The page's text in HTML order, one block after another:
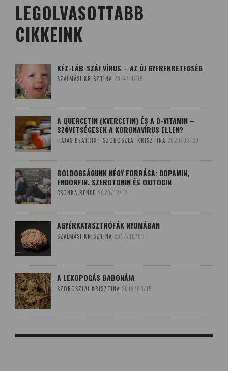
LEGOLVASOTTABB
CIKKEINK
KÉZ-LÁB-SZÁJ VÍRUS – AZ ÚJ GYEREKBETEGSÉG
SZALMÁSI KRISZTINA 2014/11/05
A QUERCETIN (KVERCETIN) ÉS A D-VITAMIN –
SZÖVETSÉGESEK A KORONAVÍRUS ELLEN?
HAJAS BEATRIX - SZOBOSZLAI KRISZTINA 2020/03/20
BOLDOGSÁGUNK NÉGY FORRÁSA: DOPAMIN,
ENDORFIN, SZEROTONIN ÉS OXITOCIN
CSONKA BENCE 2020/12/12
AGYÉRKATASZTRÓFÁK NYOMÁBAN
SZALMÁSI KRISZTINA 2017/10/08
A LEKOPOGÁS BABONÁJA
SZOBOSZLAI KRISZTINA 2018/03/15